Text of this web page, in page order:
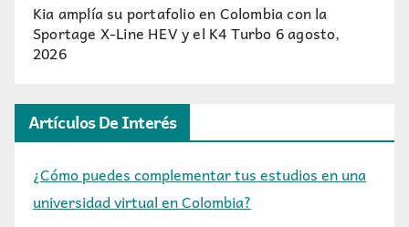
Kia amplía su portafolio en Colombia con la
Sportage X-Line HEV y el K4 Turbo6 agosto,
2026
Artículos De Interés
¿Cómo puedes complementar tus estudios en una
universidad virtual en Colombia?